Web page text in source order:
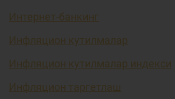
Интернет-банкинг
Инфляцион кутилмалар
Инфляцион кутилмалар индекси
Инфляцион таргетлаш